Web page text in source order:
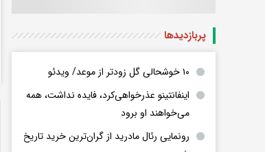
پربازدید‌ها
۱۰ خوشحالی گل زودتر از موعد/ ویدئو
اینفانتینو عذرخواهی‌کرد، فایده نداشت، همه
می‌خواهند او برود
رونمایی رئال مادرید از گران‌ترین خرید تاریخ